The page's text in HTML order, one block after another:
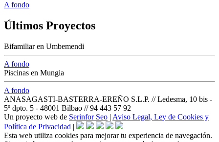
A fondo
Últimos Proyectos
Bifamiliar en Umbemendi
A fondo
Piscinas en Mungia
A fondo
ANASAGASTI-BASTERRA-EREÑO S.L.P. // Ledesma, 10 bis -
5º dpto. 5 - 48001 Bilbao // 94 443 57 92
Un proyecto web de Serinfor Seo | Aviso Legal, Ley de Cookies y
Política de Privacidad |
Esta web utiliza cookies para mejorar tu experiencia de navegación.